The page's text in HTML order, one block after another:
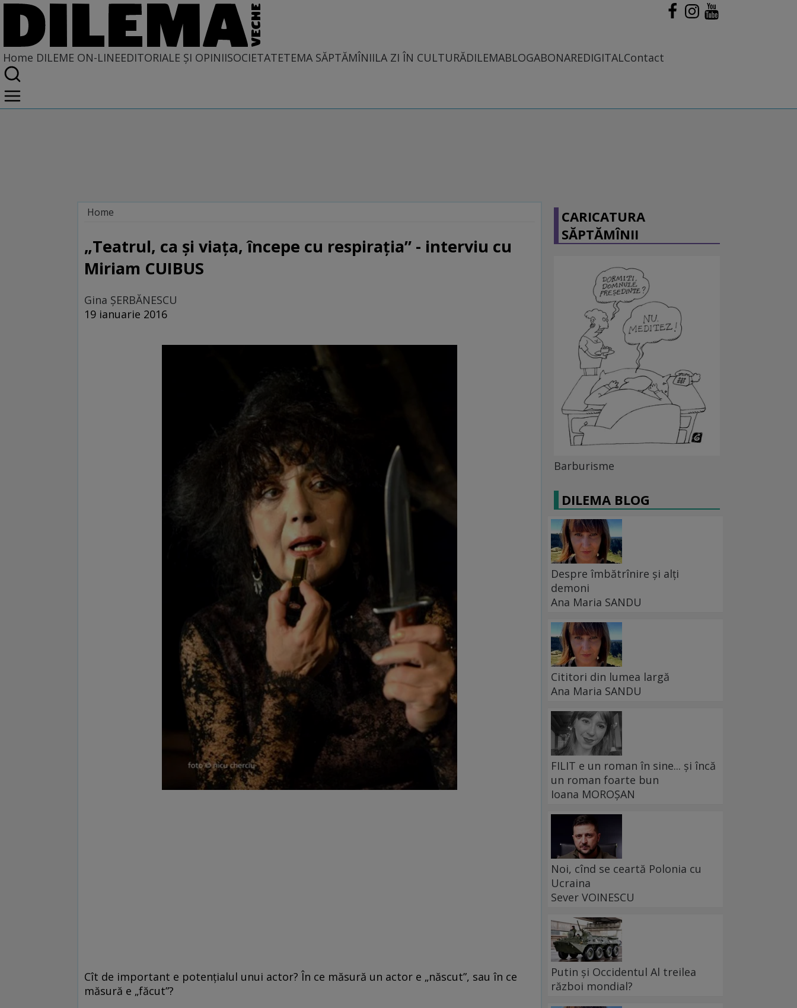
Home DILEME ON-LINEEDITORIALE ȘI OPINIISOCIETATETEMA SĂPTĂMÎNIILA ZI ÎN CULTURĂDILEMABLOGABONAREDIGITALContact
Home
„Teatrul, ca și viața, începe cu respirația” - interviu cu
Miriam CUIBUS
Gina ŞERBĂNESCU
19 ianuarie 2016
Cît de important e potențialul unui actor? În ce măsură un actor e „născut”, sau în ce
măsură e „făcut”?
CARICATURA
SĂPTĂMÎNII
Barburisme
DILEMA BLOG
Despre îmbătrînire și alți
demoni
Ana Maria SANDU
Cititori din lumea largă
Ana Maria SANDU
FILIT e un roman în sine... și încă
un roman foarte bun
Ioana MOROȘAN
Noi, cînd se ceartă Polonia cu
Ucraina
Sever VOINESCU
Putin și Occidentul Al treilea
război mondial?